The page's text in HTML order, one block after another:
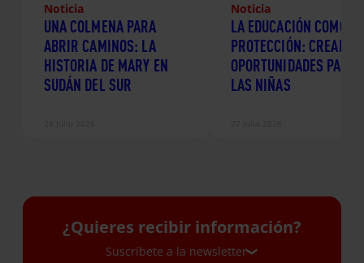
Noticia
UNA COLMENA PARA
ABRIR CAMINOS: LA
HISTORIA DE MARY EN
SUDÁN DEL SUR
Noticia
LA EDUCACIÓN COMO
PROTECCIÓN: CREANDO
OPORTUNIDADES PARA
LAS NIÑAS
¿Quieres recibir información?
Suscríbete a la newsletter